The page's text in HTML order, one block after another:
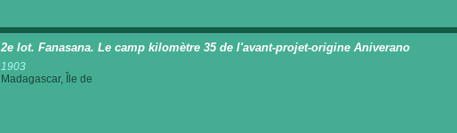
2e lot. Fanasana. Le camp kilomètre 35 de l'avant-projet-origine Aniverano
1903
Madagascar, Île de